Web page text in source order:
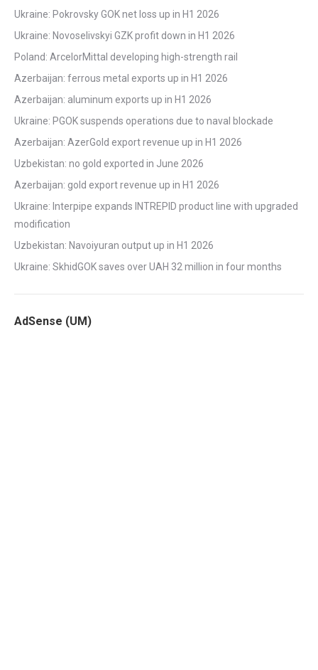
Ukraine: Pokrovsky GOK net loss up in H1 2026
Ukraine: Novoselivskyi GZK profit down in H1 2026
Poland: ArcelorMittal developing high-strength rail
Azerbaijan: ferrous metal exports up in H1 2026
Azerbaijan: aluminum exports up in H1 2026
Ukraine: PGOK suspends operations due to naval blockade
Azerbaijan: AzerGold export revenue up in H1 2026
Uzbekistan: no gold exported in June 2026
Azerbaijan: gold export revenue up in H1 2026
Ukraine: Interpipe expands INTREPID product line with upgraded
modification
Uzbekistan: Navoiyuran output up in H1 2026
Ukraine: SkhidGOK saves over UAH 32 million in four months
AdSense (UM)